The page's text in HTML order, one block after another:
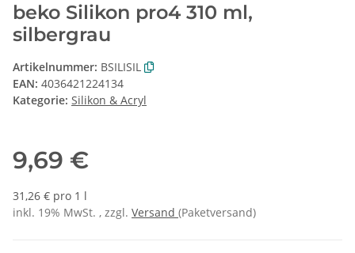
beko Silikon pro4 310 ml,
silbergrau
Artikelnummer: BSILISIL
EAN: 4036421224134
Kategorie: Silikon & Acryl
9,69 €
31,26 € pro 1 l
inkl. 19% MwSt. , zzgl. Versand (Paketversand)